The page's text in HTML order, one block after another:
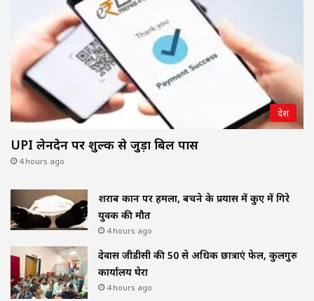
देश
UPI लेनदेन पर शुल्क से जुड़ा बिल पास
4 hours ago
शराब दुकान पर हमला, बचने के प्रयास में कुए में गिरे
युवक की मौत
4 hours ago
देवास जीडीसी की 50 से अधिक छात्राएं फेल, कुलगुरु
कार्यालय घेरा
4 hours ago